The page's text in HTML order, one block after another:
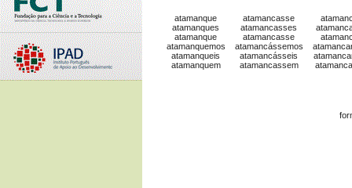
atamanque
atamanques
atamanque
atamanquemos
atamanqueis
atamanquem
atamancasse
atamancasses
atamancasse
atamancássemos
atamancásseis
atamancassem